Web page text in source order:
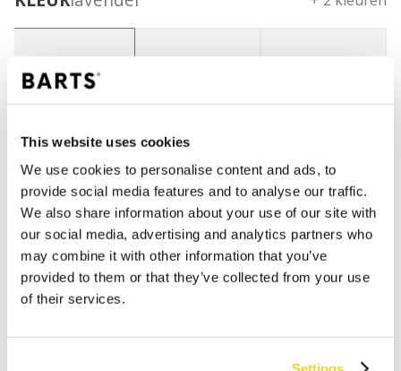
This website uses cookies
We use cookies to personalise content and ads, to
provide social media features and to analyse our traffic.
We also share information about your use of our site with
our social media, advertising and analytics partners who
may combine it with other information that you’ve
provided to them or that they’ve collected from your use
of their services.